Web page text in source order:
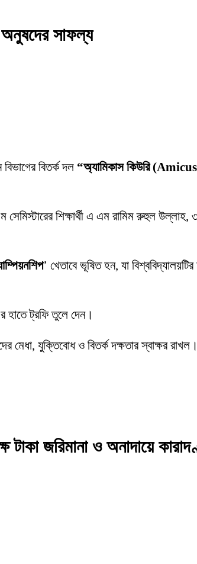
সাফল্য
বিতর্ক দল “অ্যামিকাস কিউরি
শিক্ষার্থী এ এম রামিম রুহুল উল্লাহ, ৩য়
’ খেতাবে ভূষিত হন, যা
হাতে ট্রফি তুলে দেন।
মেধা, যুক্তিবোধ ও বিতর্ক দক্ষতার স্বাক্ষর
জরিমানা ও অনাদায়ে